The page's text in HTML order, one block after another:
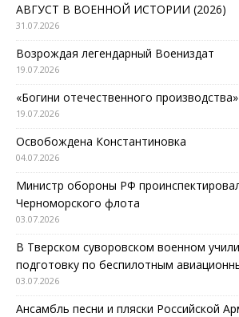
АВГУСТ В ВОЕННОЙ ИСТОРИИ (2026)
31.07.2026
Возрождая легендарный Воениздат
19.07.2026
«Богини отечественного производства»
19.07.2026
Освобождена Константиновка
04.07.2026
Министр обороны РФ
Черноморского флота
03.07.2026
В Тверском суворовском военном
подготовку по беспилотным
03.07.2026
Ансамбль песни и пляски Российской